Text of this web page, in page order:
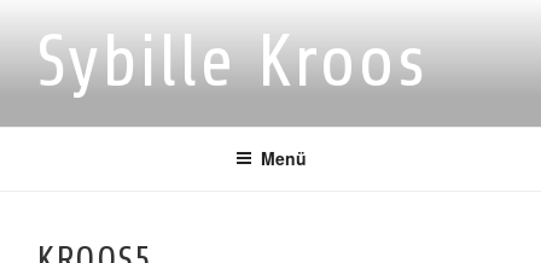
Inhalt
springenSybille Kroos
Menü